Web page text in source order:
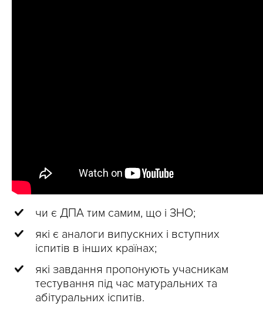
чи є ДПА тим самим, що і ЗНО;
які є аналоги випускних і вступних
іспитів в інших країнах;
які завдання пропонують учасникам
тестування під час матуральних та
абітуральних іспитів.